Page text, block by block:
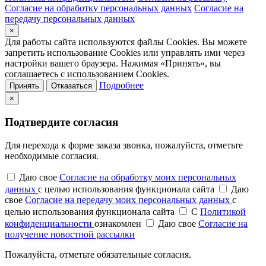
Согласие на обработку персональных данных Согласие на
передачу персональных данных
×
Для работы сайта используются файлы Cookies. Вы можете
запретить использование Cookies или управлять ими через
настройки вашего браузера. Нажимая «Принять», вы
соглашаетесь с использованием Cookies.
Принять Отказаться Подробнее
×
Подтвердите согласия
Для перехода к форме заказа звонка, пожалуйста, отметьте
необходимые согласия.
Даю свое Согласие на обработку моих персональных
данных с целью использования функционала сайта
Даю
свое Согласие на передачу моих персональных данных с
целью использования функционала сайта
С Политикой
конфиденциальности ознакомлен Даю свое Согласие на
получение новостной рассылки
Пожалуйста, отметьте обязательные согласия.